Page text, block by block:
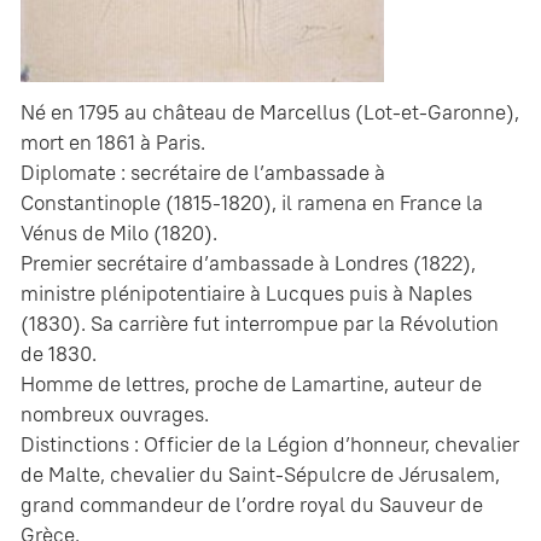
Né en 1795 au château de Marcellus (Lot-et-Garonne),
mort en 1861 à Paris.
Diplomate : secrétaire de l’ambassade à
Constantinople (1815-1820), il ramena en France la
Vénus de Milo (1820).
Premier secrétaire d’ambassade à Londres (1822),
ministre plénipotentiaire à Lucques puis à Naples
(1830). Sa carrière fut interrompue par la Révolution
de 1830.
Homme de lettres, proche de Lamartine, auteur de
nombreux ouvrages.
Distinctions : Officier de la Légion d’honneur, chevalier
de Malte, chevalier du Saint-Sépulcre de Jérusalem,
grand commandeur de l’ordre royal du Sauveur de
Grèce.